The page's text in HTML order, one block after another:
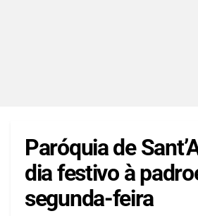
Paróquia de
dia festivo à
segunda-feira